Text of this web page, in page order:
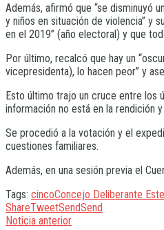
Además, afirmó que “se disminuyó
y niños en situación de violencia” y
en el 2019” (año electoral) y que
Por último, recalcó que hay un
vicepresidenta), lo hacen peor” y
Esto último trajo un cruce entre los
información no está en la rendición
Se procedió a la votación y el
cuestiones familiares.
Además, en una sesión previa el
Tags: cincoConcejo Deliberante
ShareTweetSendSend
Noticia anterior